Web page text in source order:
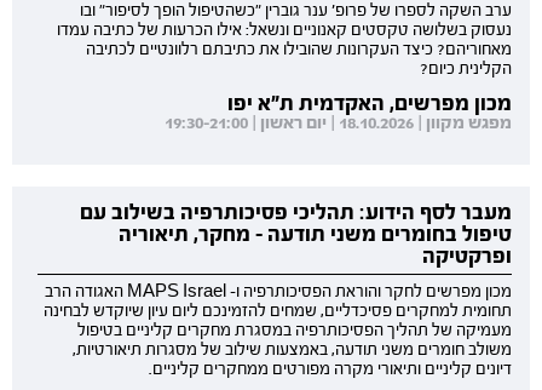
ערב השקה לספרו של פרופ' ענר גוברין "כשהטיפול הופך לסיפור" ובו
נעסוק בשלושה טקסטים קאנוניים ונשאל: אילו הכרעות של כתיבה עמדו
מאחוריהם? כיצד העקרונות שהובילו את כתיבתם רלוונטיים לכתיבה
הקלינית כיום?
מכון מפרשים, האקדמית ת"א יפו
מפגש מקוון | 18.10.2026 | יום ראשון | 19:30-21:00
מעבר לסף הידוע: תהליכי פסיכותרפיה בשילוב עם
טיפול בחומרים משני תודעה - מחקר, תיאוריה
ופרקטיקה
מכון מפרשים לחקר והוראת הפסיכותרפיה ו- MAPS Israel האגודה הרב
תחומית למחקרים פסיכדליים, שמחים להזמינכם ליום עיון שיוקדש לבחינה
מעמיקה של תהליך הפסיכותרפיה במסגרת מחקרים קליניים בטיפול
משולב חומרים משני תודעה, באמצעות שילוב של מסגרות תיאורטיות,
דיונים קליניים ותיאורי מקרה מפורטים ממחקרים קליניים.